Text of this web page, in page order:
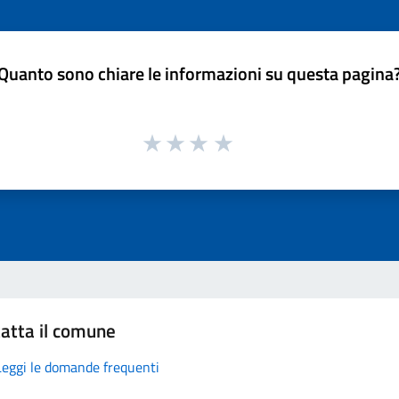
sono chiare le informazioni su questa
il comune
le domande frequenti